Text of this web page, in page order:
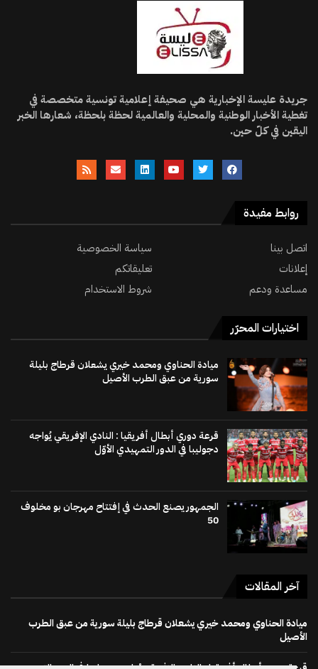
جريدة عليسة الإخبارية هي صحيفة إعلامية تونسية متخصصة في
تغطية الأخبار الوطنية والمحلية والعالمية لحظة بلحظة، شعارها الخبر
اليقين في كلّ حين.
روابط مفيدة
اتصل بينا
سياسة الخصوصية
إعلانات
تعليقاتكم
مساعدة ودعم
شروط الاستخدام
اختيارات المحرّر
ميادة الحناوي ومحمد خيري يشعلان قرطاج بليلة
سورية من عبق الطرب الأصيل
قرعة دوري أبطال أفريقيا : النادي الإفريقي يُواجه
دجوليبا في الدور التمهيدي الأوّل
الجمهور يصنع الحدث في إفتتاح مهرجان بو مخلوف
50
آخر المقالات
ميادة الحناوي ومحمد خيري يشعلان قرطاج بليلة سورية من عبق الطرب
الأصيل